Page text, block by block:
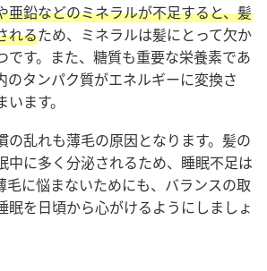
亜鉛などのミネラルが不足すると、髪
れるため、ミネラルは髪にとって欠か
です。また、糖質も重要な栄養素であ
のタンパク質がエネルギーに変換さ
ます。
の乱れも薄毛の原因となります。髪の
中に多く分泌されるため、睡眠不足は
毛に悩まないためにも、バランスの取
眠を日頃から心がけるようにしましょ